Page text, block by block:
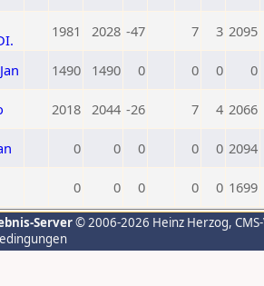
1981 2028 -47 7 3 2095
1490 1490 0 0 0 0
2018 2044 -26 7 4 2066
0 0 0 0 0 2094
0 0 0 0 0 1699
Server© 2006-2026 Heinz Herzog,